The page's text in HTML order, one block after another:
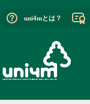
uni4mとは？